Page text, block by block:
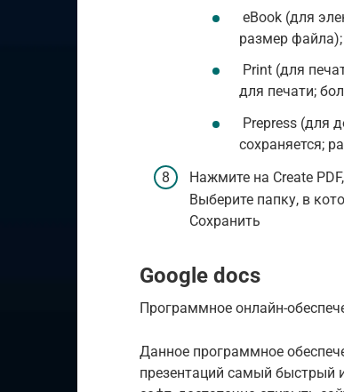
eBook (для
размер файла);
Print (для
для печати;
Prepress (для
сохраняется;
Нажмите на Create
Выберите папку, в
Сохранить
Google docs
Программное онлайн-
Данное программное
презентаций самый быстрый